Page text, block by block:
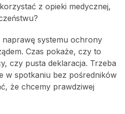
z opieki medycznej,
naprawę systemu ochrony
Czas pokaże, czy to
czy pusta deklaracja. Trzeba
w spotkaniu bez pośredników
że chcemy prawdziwej